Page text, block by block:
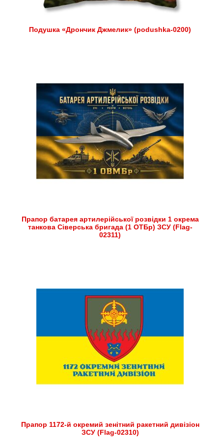
Подушка «Дрончик Джмелик» (podushka-0200)
Прапор батарея артилерійської розвідки 1 окрема
танкова Сіверська бригада (1 ОТБр) ЗСУ (Flag-
02311)
Прапор 1172-й окремий зенітний ракетний дивізіон
ЗСУ (Flag-02310)